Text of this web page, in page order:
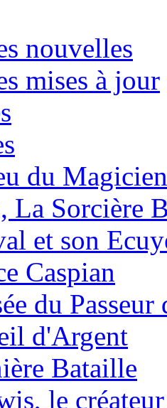
nouvelles
mises à jour
du Magicien
La Sorcière
et son
Caspian
du
d'Argent
Bataille
le